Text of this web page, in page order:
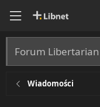
Forum
Wiadomości